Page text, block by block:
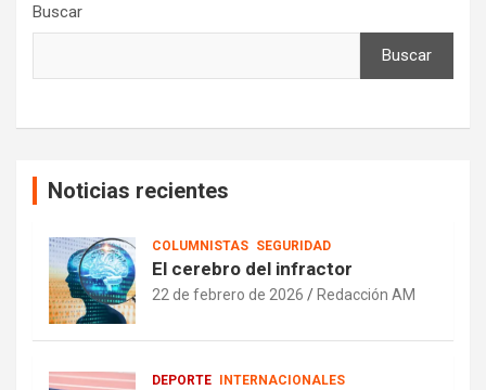
Buscar
Buscar
Noticias recientes
COLUMNISTAS SEGURIDAD
El cerebro del infractor
22 de febrero de 2026 Redacción AM
DEPORTE INTERNACIONALES